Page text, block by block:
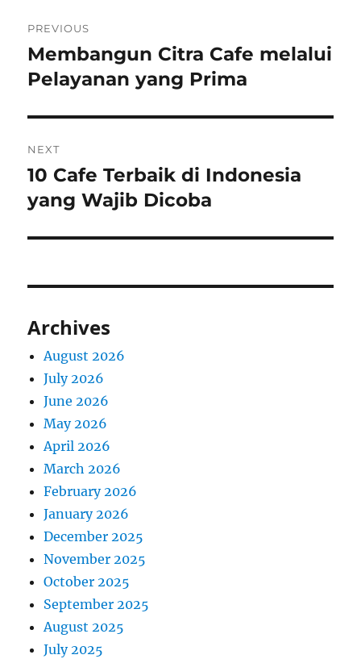
navigation
PREVIOUS
Previous
post:
Membangun Citra Cafe melalui
Pelayanan yang Prima
NEXT
Next
post:
10 Cafe Terbaik di Indonesia
yang Wajib Dicoba
Archives
August 2026
July 2026
June 2026
May 2026
April 2026
March 2026
February 2026
January 2026
December 2025
November 2025
October 2025
September 2025
August 2025
July 2025